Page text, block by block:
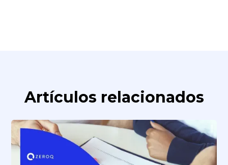
Artículos relacionados